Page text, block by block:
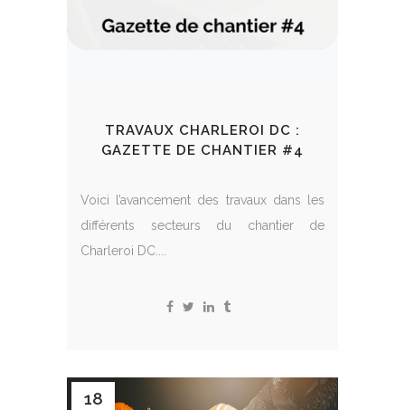
TRAVAUX CHARLEROI DC :
GAZETTE DE CHANTIER #4
Voici l’avancement des travaux dans les
différents secteurs du chantier de
Charleroi DC....
18